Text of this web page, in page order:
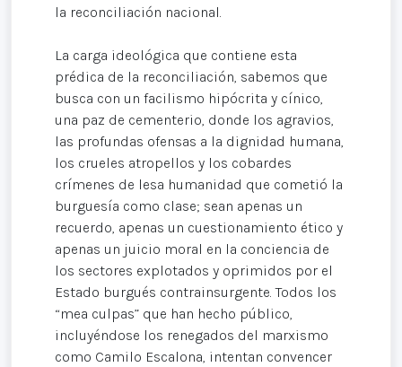
la reconciliación nacional.
La carga ideológica que contiene esta
prédica de la reconciliación, sabemos que
busca con un facilismo hipócrita y cínico,
una paz de cementerio, donde los agravios,
las profundas ofensas a la dignidad humana,
los crueles atropellos y los cobardes
crímenes de lesa humanidad que cometió la
burguesía como clase; sean apenas un
recuerdo, apenas un cuestionamiento ético y
apenas un juicio moral en la conciencia de
los sectores explotados y oprimidos por el
Estado burgués contrainsurgente. Todos los
“mea culpas” que han hecho público,
incluyéndose los renegados del marxismo
como Camilo Escalona, intentan convencer